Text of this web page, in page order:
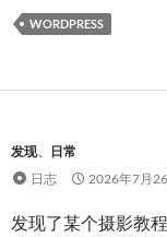
WORDPRESS
发现、
日常
日志
2026年7月
发现了某个摄影教